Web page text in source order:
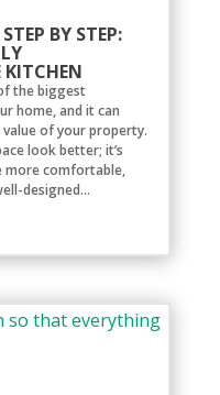
BY STEP:
KITCHEN
the biggest
home, and it can
of your property.
look better; it’s
more comfortable,
designed...